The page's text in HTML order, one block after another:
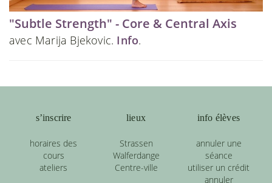
"Subtle Strength" - Core & Central Axis
avec Marija Bjekovic. Info.
s’inscrire
horaires des
cours
ateliers
lieux
Strassen
Walferdange
Centre-ville
info élèves
annuler une
séance
utiliser un crédit
annuler